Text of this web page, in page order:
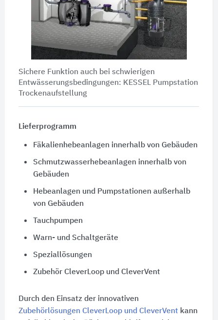
Sichere Funktion auch bei schwierigen
Entwässerungsbedingungen: KESSEL Pumpstation
Trockenaufstellung
Lieferprogramm
Fäkalienhebeanlagen innerhalb von Gebäuden
Schmutzwasserhebeanlagen innerhalb von
Gebäuden
Hebeanlagen und Pumpstationen außerhalb
von Gebäuden
Tauchpumpen
Warn- und Schaltgeräte
Speziallösungen
Zubehör CleverLoop und CleverVent
Durch den Einsatz der innovativen
Zubehörlösungen CleverLoop und CleverVentkann